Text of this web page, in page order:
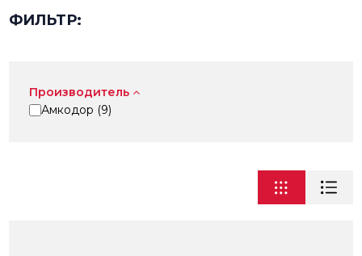
ФИЛЬТР:
Производитель
Амкодор (9)